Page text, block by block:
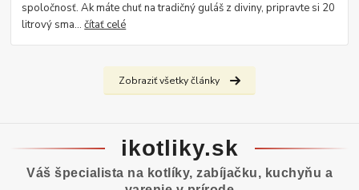
spoločnosť. Ak máte chuť na tradičný guláš z diviny, pripravte si 20
litrový sma...čítať celé
Zobraziť všetky články
ikotliky.sk
Váš špecialista na kotlíky, zabíjačku, kuchyňu a